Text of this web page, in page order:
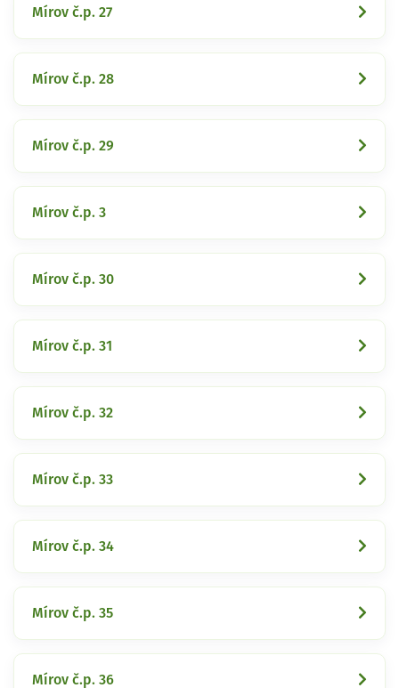
Mírov č.p. 27
Mírov č.p. 28
Mírov č.p. 29
Mírov č.p. 3
Mírov č.p. 30
Mírov č.p. 31
Mírov č.p. 32
Mírov č.p. 33
Mírov č.p. 34
Mírov č.p. 35
Mírov č.p. 36